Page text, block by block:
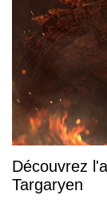
Découvrez
Targaryen